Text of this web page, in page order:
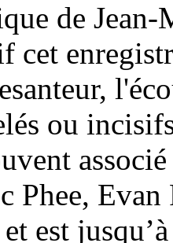
de Jean-
cet
ou
Phee,
est